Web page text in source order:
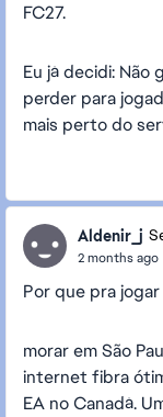
FC27.
Eu já decidi: Não
perder para
mais perto do
Aldenir_j
2 months ago
Por que pra
morar em São
internet fibra
EA no Canadá.